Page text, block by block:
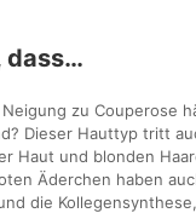
dass…
zu Couperose
Dieser Hauttyp tritt
Haut und blonden
Äderchen haben
die